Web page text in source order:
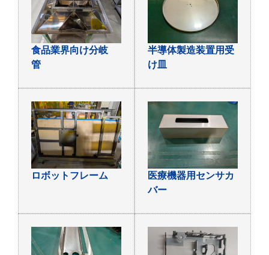
食品業界向け分岐
管
半導体製造装置用受
け皿
ロボットフレーム
医療機器用センサカ
バー